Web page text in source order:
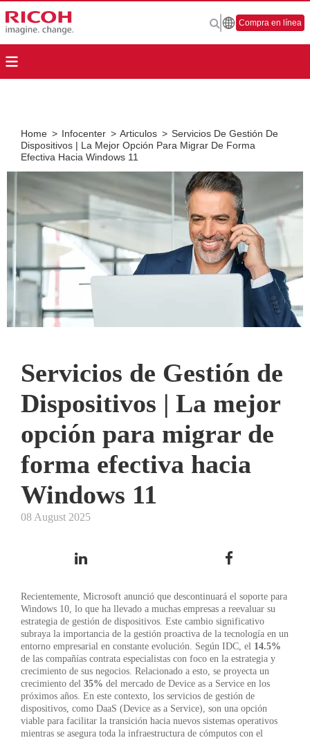
Compra en línea
Home > Infocenter > Articulos > Servicios De Gestión De
Dispositivos | La Mejor Opción Para Migrar De Forma
Efectiva Hacia Windows 11
Servicios de Gestión de
Dispositivos | La mejor
opción para migrar de
forma efectiva hacia
Windows 11
08 August 2025
Recientemente, Microsoft anunció que descontinuará el soporte para
Windows 10, lo que ha llevado a muchas empresas a reevaluar su
estrategia de gestión de dispositivos. Este cambio significativo
subraya la importancia de la gestión proactiva de la tecnología en un
entorno empresarial en constante evolución. Según IDC, el 14.5%
de las compañías contrata especialistas con foco en la estrategia y
crecimiento de sus negocios. Relacionado a esto, se proyecta un
crecimiento del 35% del mercado de Device as a Service en los
próximos años. En este contexto, los servicios de gestión de
dispositivos, como DaaS (Device as a Service), son una opción
viable para facilitar la transición hacia nuevos sistemas operativos
mientras se asegura toda la infraestructura de cómputos con el